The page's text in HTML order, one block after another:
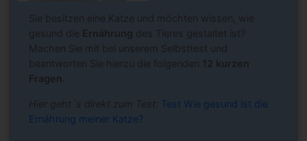
Sie besitzen eine Katze und möchten wissen, wie
gesund die Ernährung des Tieres gestaltet ist?
Machen Sie mit bei unserem Selbsttest und
beantworten Sie hierzu die folgenden 12 kurzen
Fragen
Hier geht´s direkt zum Test: Test Wie gesund ist die
Ernährung meiner Katze?